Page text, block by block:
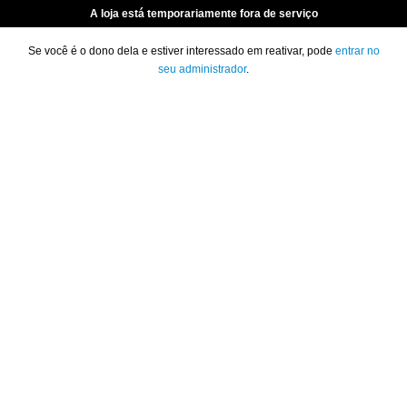
A loja está temporariamente fora de serviço
Se você é o dono dela e estiver interessado em reativar, pode entrar no
seu administrador.